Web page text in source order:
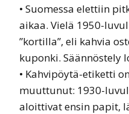
• Suomessa elettiin
aikaa. Vielä 1950-
”kortilla”, eli kahvia
kuponki. Säännöstely
• Kahvipöytä-etiketti
muuttunut: 1930-
aloittivat ensin papit,